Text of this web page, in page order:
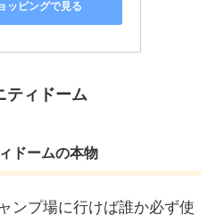
ッピングで見る
ティドーム
ドームの本物
ンプ場に行けば誰か必ず使